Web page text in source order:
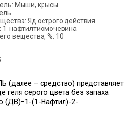
Мыши, крысы
Яд острого действия
1-нафтилтиомочевина
вещества, %: 10
– средство) представляет
геля серого цвета без запаха.
(ДВ)–1-(1-Нафтил)-2-